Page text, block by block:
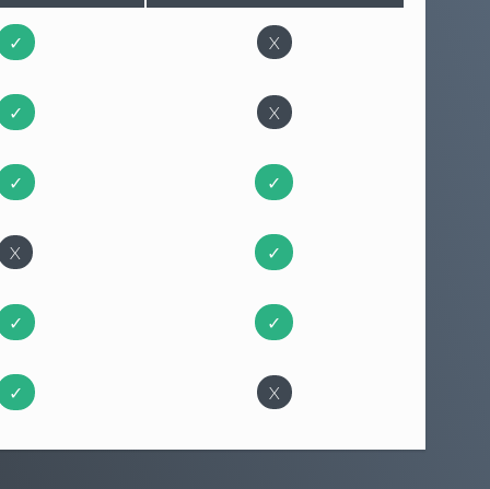
✓ X
✓ X
✓ ✓
X ✓
✓ ✓
✓ X